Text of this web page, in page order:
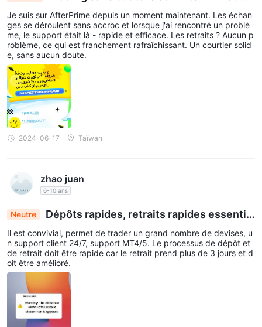
pport rapide et retraits sans tracas
Je suis sur AfterPrime depuis un moment maintenant. Les échan
ges se déroulent sans accroc et lorsque j'ai rencontré un problè
me, le support était là - rapide et efficace. Les retraits ? Aucun p
roblème, ce qui est franchement rafraîchissant. Un courtier solid
e, sans aucun doute.
2024-06-17 Taïwan
zhao juan
6-10 ans
Neutre
Dépôts rapides, retraits rapides essentie
ls : Améliorer l'expérience de trading de crypto-
monnaies
Il est convivial, permet de trader un grand nombre de devises, u
n support client 24/7, support MT4/5. Le processus de dépôt et
de retrait doit être rapide car le retrait prend plus de 3 jours et d
oit être amélioré.